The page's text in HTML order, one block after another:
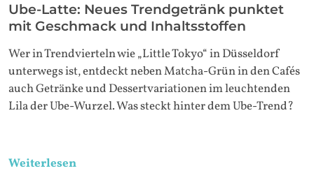
Ube-Latte: Neues Trendgetränk punktet
mit Geschmack und Inhaltsstoffen
Wer in Trendvierteln wie „Little Tokyo“ in Düsseldorf
unterwegs ist, entdeckt neben Matcha-Grün in den Cafés
auch Getränke und Dessertvariationen im leuchtenden
Lila der Ube-Wurzel. Was steckt hinter dem Ube-Trend?
Weiterlesen